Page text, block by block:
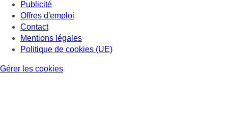
Publicité
Offres d'emploi
Contact
Mentions légales
Politique de cookies (UE)
Gérer les cookies